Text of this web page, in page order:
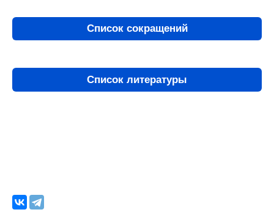
Список сокращений
Список литературы